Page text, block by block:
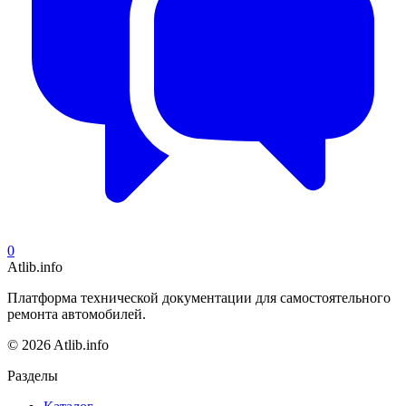
0
Atlib.info
Платформа технической документации для самостоятельного
ремонта автомобилей.
© 2026 Atlib.info
Разделы